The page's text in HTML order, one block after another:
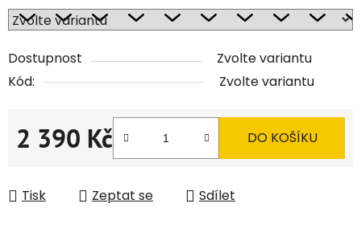
Dostupnost
Zvolte variantu
Kód:
Zvolte variantu
2 390 Kč DO KOŠÍKU
Tisk Zeptat se Sdílet